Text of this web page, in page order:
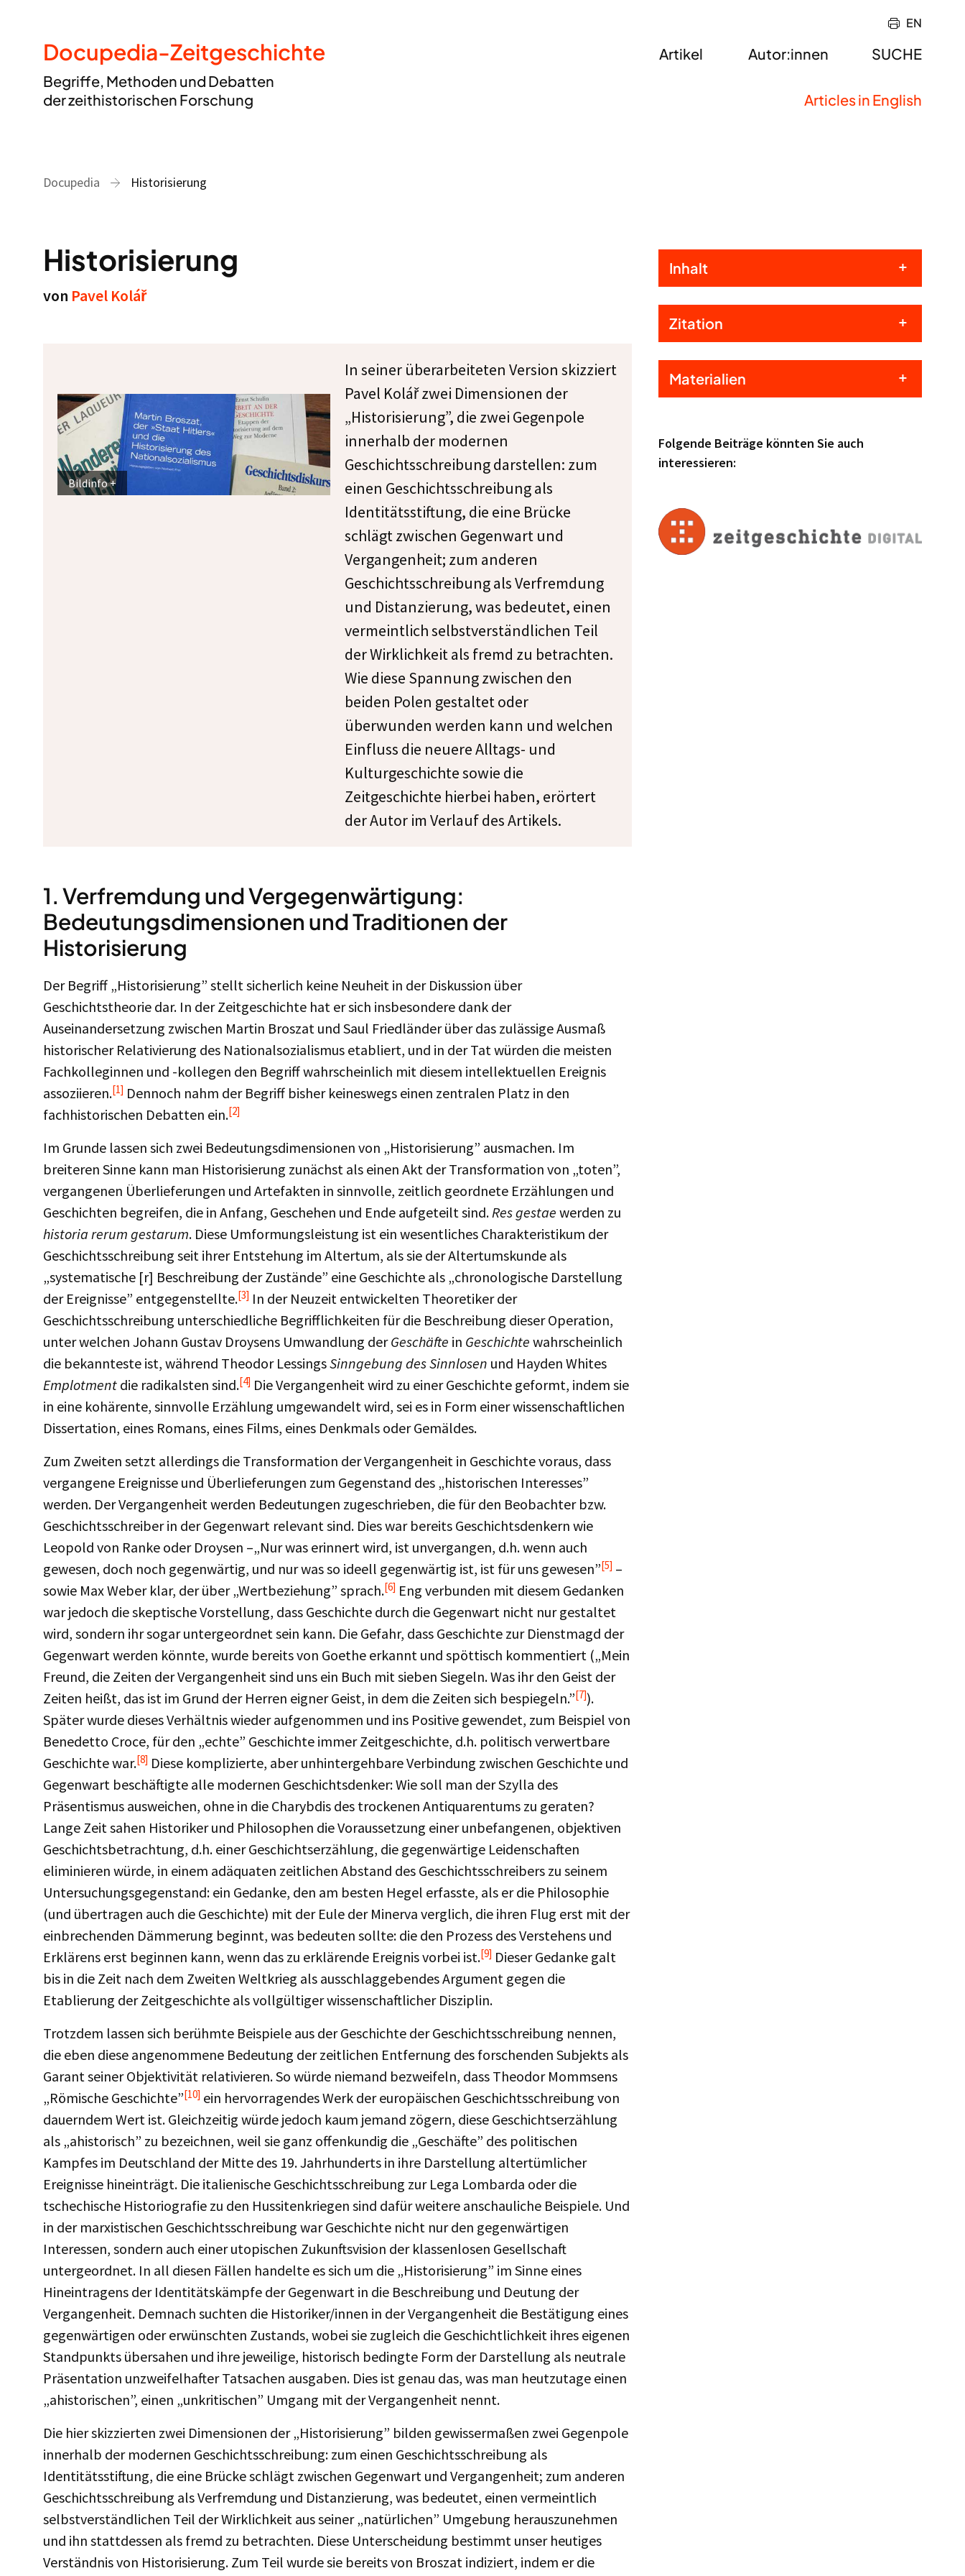
Docupedia-Zeitgeschichte
Begriffe, Methoden und Debatten
der zeithistorischen Forschung
SUCHE
Artikel Autor:innen
EN
Articles in English
Docupedia Historisierung
Historisierung
von Pavel Kolář
Bildinfo
In seiner überarbeiteten Version skizziert
Pavel Kolář zwei Dimensionen der
„Historisierung”, die zwei Gegenpole
innerhalb der modernen
Geschichtsschreibung darstellen: zum
einen Geschichtsschreibung als
Identitätsstiftung, die eine Brücke
schlägt zwischen Gegenwart und
Vergangenheit; zum anderen
Geschichtsschreibung als Verfremdung
und Distanzierung, was bedeutet, einen
vermeintlich selbstverständlichen Teil
der Wirklichkeit als fremd zu betrachten.
Wie diese Spannung zwischen den
beiden Polen gestaltet oder
überwunden werden kann und welchen
Einfluss die neuere Alltags- und
Kulturgeschichte sowie die
Zeitgeschichte hierbei haben, erörtert
der Autor im Verlauf des Artikels.
1. Verfremdung und Vergegenwärtigung:
Bedeutungsdimensionen und Traditionen der
Historisierung
Der Begriff „Historisierung” stellt sicherlich keine Neuheit in der Diskussion über
Geschichtstheorie dar. In der Zeitgeschichte hat er sich insbesondere dank der
Auseinandersetzung zwischen Martin Broszat und Saul Friedländer über das zulässige Ausmaß
historischer Relativierung des Nationalsozialismus etabliert, und in der Tat würden die meisten
Fachkolleginnen und -kollegen den Begriff wahrscheinlich mit diesem intellektuellen Ereignis
assoziieren.[1] Dennoch nahm der Begriff bisher keineswegs einen zentralen Platz in den
fachhistorischen Debatten ein.[2]
Im Grunde lassen sich zwei Bedeutungsdimensionen von „Historisierung” ausmachen. Im
breiteren Sinne kann man Historisierung zunächst als einen Akt der Transformation von „toten”,
vergangenen Überlieferungen und Artefakten in sinnvolle, zeitlich geordnete Erzählungen und
Geschichten begreifen, die in Anfang, Geschehen und Ende aufgeteilt sind.Res gestae werden zu
historia rerum gestarum. Diese Umformungsleistung ist ein wesentliches Charakteristikum der
Geschichtsschreibung seit ihrer Entstehung im Altertum, als sie der Altertumskunde als
„systematische [r] Beschreibung der Zustände” eine Geschichte als „chronologische Darstellung
der Ereignisse” entgegenstellte.[3] In der Neuzeit entwickelten Theoretiker der
Geschichtsschreibung unterschiedliche Begrifflichkeiten für die Beschreibung dieser Operation,
unter welchen Johann Gustav Droysens Umwandlung derGeschäfte in Geschichte wahrscheinlich
die bekannteste ist, während Theodor LessingsSinngebung des Sinnlosen und Hayden Whites
Emplotment die radikalsten sind.[4] Die Vergangenheit wird zu einer Geschichte geformt, indem sie
in eine kohärente, sinnvolle Erzählung umgewandelt wird, sei es in Form einer wissenschaftlichen
Dissertation, eines Romans, eines Films, eines Denkmals oder Gemäldes.
Zum Zweiten setzt allerdings die Transformation der Vergangenheit in Geschichte voraus, dass
vergangene Ereignisse und Überlieferungen zum Gegenstand des „historischen Interesses”
werden. Der Vergangenheit werden Bedeutungen zugeschrieben, die für den Beobachter bzw.
Geschichtsschreiber in der Gegenwart relevant sind. Dies war bereits Geschichtsdenkern wie
Leopold von Ranke oder Droysen –„Nur was erinnert wird, ist unvergangen, d.h. wenn auch
gewesen, doch noch gegenwärtig, und nur was so ideell gegenwärtig ist, ist für uns gewesen”[5] –
sowie Max Weber klar, der über „Wertbeziehung” sprach.[6] Eng verbunden mit diesem Gedanken
war jedoch die skeptische Vorstellung, dass Geschichte durch die Gegenwart nicht nur gestaltet
wird, sondern ihr sogar untergeordnet sein kann. Die Gefahr, dass Geschichte zur Dienstmagd der
Gegenwart werden könnte, wurde bereits von Goethe erkannt und spöttisch kommentiert („Mein
Freund, die Zeiten der Vergangenheit sind uns ein Buch mit sieben Siegeln. Was ihr den Geist der
Zeiten heißt, das ist im Grund der Herren eigner Geist, in dem die Zeiten sich bespiegeln.”[7]).
Später wurde dieses Verhältnis wieder aufgenommen und ins Positive gewendet, zum Beispiel von
Benedetto Croce, für den „echte” Geschichte immer Zeitgeschichte, d.h. politisch verwertbare
Geschichte war.[8] Diese komplizierte, aber unhintergehbare Verbindung zwischen Geschichte und
Gegenwart beschäftigte alle modernen Geschichtsdenker: Wie soll man der Szylla des
Präsentismus ausweichen, ohne in die Charybdis des trockenen Antiquarentums zu geraten?
Lange Zeit sahen Historiker und Philosophen die Voraussetzung einer unbefangenen, objektiven
Geschichtsbetrachtung, d.h. einer Geschichtserzählung, die gegenwärtige Leidenschaften
eliminieren würde, in einem adäquaten zeitlichen Abstand des Geschichtsschreibers zu seinem
Untersuchungsgegenstand: ein Gedanke, den am besten Hegel erfasste, als er die Philosophie
(und übertragen auch die Geschichte) mit der Eule der Minerva verglich, die ihren Flug erst mit der
einbrechenden Dämmerung beginnt, was bedeuten sollte: die den Prozess des Verstehens und
Erklärens erst beginnen kann, wenn das zu erklärende Ereignis vorbei ist.[9] Dieser Gedanke galt
bis in die Zeit nach dem Zweiten Weltkrieg als ausschlaggebendes Argument gegen die
Etablierung der Zeitgeschichte als vollgültiger wissenschaftlicher Disziplin.
Trotzdem lassen sich berühmte Beispiele aus der Geschichte der Geschichtsschreibung nennen,
die eben diese angenommene Bedeutung der zeitlichen Entfernung des forschenden Subjekts als
Garant seiner Objektivität relativieren. So würde niemand bezweifeln, dass Theodor Mommsens
„Römische Geschichte”[10] ein hervorragendes Werk der europäischen Geschichtsschreibung von
dauerndem Wert ist. Gleichzeitig würde jedoch kaum jemand zögern, diese Geschichtserzählung
als „ahistorisch” zu bezeichnen, weil sie ganz offenkundig die „Geschäfte” des politischen
Kampfes im Deutschland der Mitte des 19. Jahrhunderts in ihre Darstellung altertümlicher
Ereignisse hineinträgt. Die italienische Geschichtsschreibung zur Lega Lombarda oder die
tschechische Historiografie zu den Hussitenkriegen sind dafür weitere anschauliche Beispiele. Und
in der marxistischen Geschichtsschreibung war Geschichte nicht nur den gegenwärtigen
Interessen, sondern auch einer utopischen Zukunftsvision der klassenlosen Gesellschaft
untergeordnet. In all diesen Fällen handelte es sich um die „Historisierung” im Sinne eines
Hineintragens der Identitätskämpfe der Gegenwart in die Beschreibung und Deutung der
Vergangenheit. Demnach suchten die Historiker/innen in der Vergangenheit die Bestätigung eines
gegenwärtigen oder erwünschten Zustands, wobei sie zugleich die Geschichtlichkeit ihres eigenen
Standpunkts übersahen und ihre jeweilige, historisch bedingte Form der Darstellung als neutrale
Präsentation unzweifelhafter Tatsachen ausgaben. Dies ist genau das, was man heutzutage einen
„ahistorischen”, einen „unkritischen” Umgang mit der Vergangenheit nennt.
Die hier skizzierten zwei Dimensionen der „Historisierung” bilden gewissermaßen zwei Gegenpole
innerhalb der modernen Geschichtsschreibung: zum einen Geschichtsschreibung als
Identitätsstiftung, die eine Brücke schlägt zwischen Gegenwart und Vergangenheit; zum anderen
Geschichtsschreibung als Verfremdung und Distanzierung, was bedeutet, einen vermeintlich
selbstverständlichen Teil der Wirklichkeit aus seiner „natürlichen” Umgebung herauszunehmen
und ihn stattdessen als fremd zu betrachten. Diese Unterscheidung bestimmt unser heutiges
Verständnis von Historisierung. Zum Teil wurde sie bereits von Broszat indiziert, indem er die
Inhalt
Zitation
Materialien
Folgende Beiträge könnten Sie auch
interessieren: